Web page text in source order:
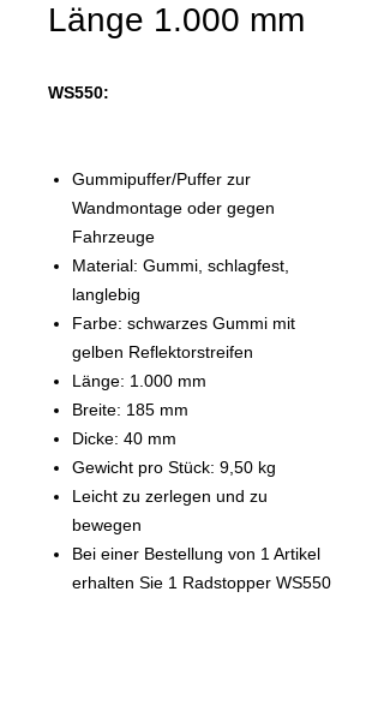
Länge 1.000 mm
WS550:
Gummipuffer/Puffer zur
Wandmontage oder gegen
Fahrzeuge
Material: Gummi, schlagfest,
langlebig
Farbe: schwarzes Gummi mit
gelben Reflektorstreifen
Länge: 1.000 mm
Breite: 185 mm
Dicke: 40 mm
Gewicht pro Stück: 9,50 kg
Leicht zu zerlegen und zu
bewegen
Bei einer Bestellung von 1 Artikel
erhalten Sie 1 Radstopper WS550